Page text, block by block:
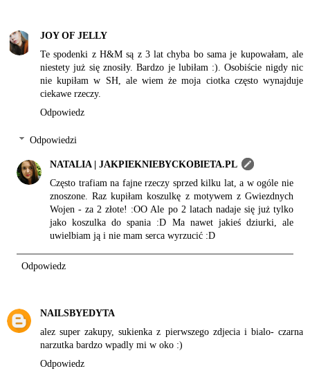
JOY OF JELLY
Te spodenki z H&M są z 3 lat chyba bo sama je kupowałam, ale
niestety już się znosiły. Bardzo je lubiłam :). Osobiście nigdy nic
nie kupiłam w SH, ale wiem że moja ciotka często wynajduje
ciekawe rzeczy.
Odpowiedz
Odpowiedzi
NATALIA | JAKPIEKNIEBYCKOBIETA.PL
Często trafiam na fajne rzeczy sprzed kilku lat, a w ogóle nie
znoszone. Raz kupiłam koszulkę z motywem z Gwiezdnych
Wojen - za 2 złote! :OO Ale po 2 latach nadaje się już tylko
jako koszulka do spania :D Ma nawet jakieś dziurki, ale
uwielbiam ją i nie mam serca wyrzucić :D
Odpowiedz
NAILSBYEDYTA
alez super zakupy, sukienka z pierwszego zdjecia i bialo- czarna
narzutka bardzo wpadly mi w oko :)
Odpowiedz